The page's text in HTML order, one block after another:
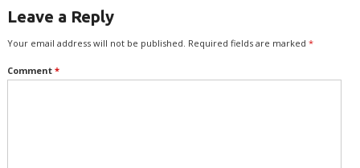
Leave a Reply
Your email address will not be published. Required fields are marked *
Comment *